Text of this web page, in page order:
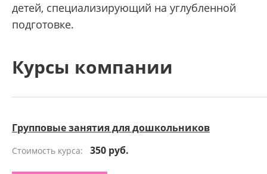
детей, специализирующий на углубленной
подготовке.
Курсы компании
Групповые занятия для дошкольников
Стоимость курса: 350 руб.